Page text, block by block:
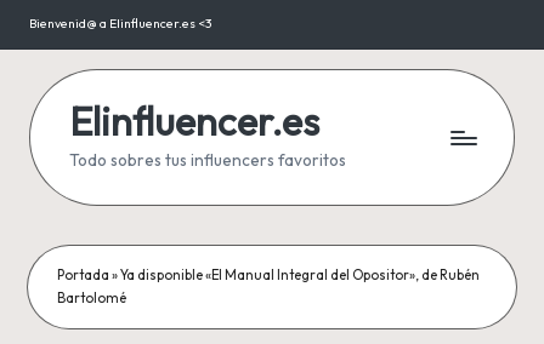
Saltar
contenido
Bienvenid@ a Elinfluencer.es <3
Elinfluencer.es
Todo sobres tus influencers favoritos
Portada »Ya disponible «El Manual Integral del Opositor», de Rubén
Bartolomé